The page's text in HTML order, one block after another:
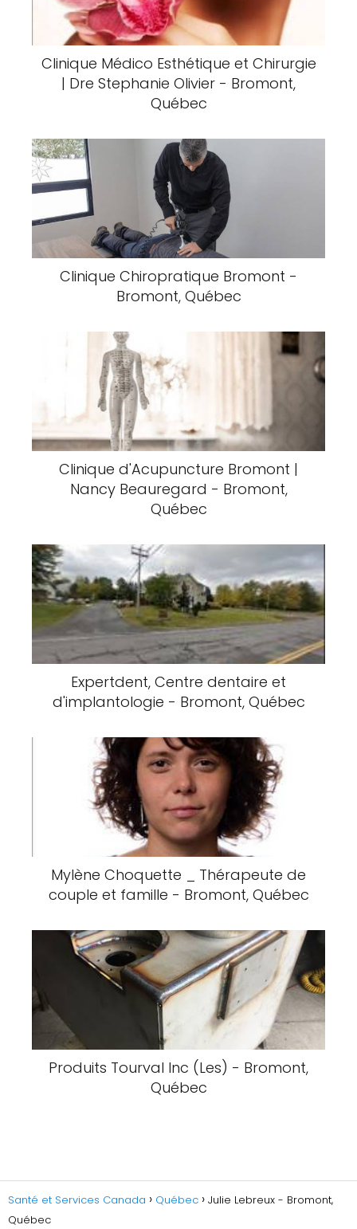
Clinique Médico Esthétique et Chirurgie
| Dre Stephanie Olivier - Bromont,
Québec
Clinique Chiropratique Bromont -
Bromont, Québec
Clinique d'Acupuncture Bromont |
Nancy Beauregard - Bromont,
Québec
Expertdent, Centre dentaire et
d'implantologie - Bromont, Québec
Mylène Choquette _ Thérapeute de
couple et famille - Bromont, Québec
Produits Tourval Inc (Les) - Bromont,
Québec
Santé et Services Canada Québec
Julie Lebreux - Bromont,
Québec